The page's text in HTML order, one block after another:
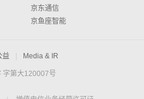
京东通信
京鱼座智能
益 Media & IR
字第大120007号